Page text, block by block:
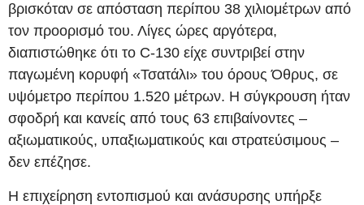
βρισκόταν σε απόσταση περίπου 38 χιλιομέτρων από
τον προορισμό του. Λίγες ώρες αργότερα,
διαπιστώθηκε ότι το C‑130 είχε συντριβεί στην
παγωμένη κορυφή «Τσατάλι» του όρους Όθρυς, σε
υψόμετρο περίπου 1.520 μέτρων. Η σύγκρουση ήταν
σφοδρή και κανείς από τους 63 επιβαίνοντες –
αξιωματικούς, υπαξιωματικούς και στρατεύσιμους –
δεν επέζησε.
Η επιχείρηση εντοπισμού και ανάσυρσης υπήρξε